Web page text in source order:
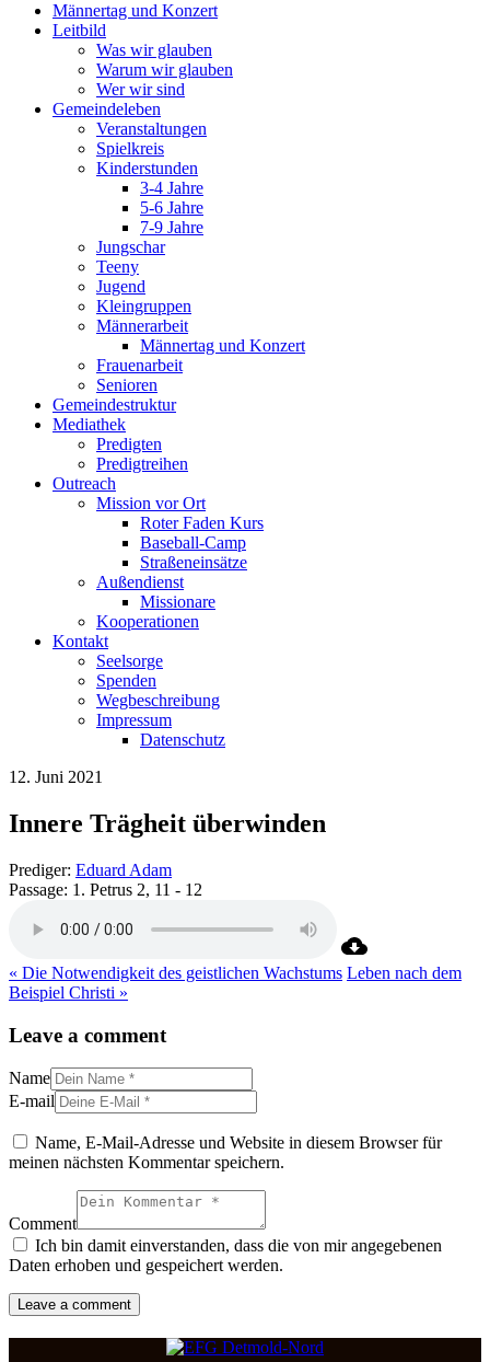
Männertag und Konzert
Leitbild
Was wir glauben
Warum wir glauben
Wer wir sind
Gemeindeleben
Veranstaltungen
Spielkreis
Kinderstunden
3-4 Jahre
5-6 Jahre
7-9 Jahre
Jungschar
Teeny
Jugend
Kleingruppen
Männerarbeit
Männertag und Konzert
Frauenarbeit
Senioren
Gemeindestruktur
Mediathek
Predigten
Predigtreihen
Outreach
Mission vor Ort
Roter Faden Kurs
Baseball-Camp
Straßeneinsätze
Außendienst
Missionare
Kooperationen
Kontakt
Seelsorge
Spenden
Wegbeschreibung
Impressum
Datenschutz
12. Juni 2021
Innere Trägheit überwinden
Prediger: Eduard Adam
Passage: 1. Petrus 2, 11 - 12
« Die Notwendigkeit des geistlichen Wachstums Leben nach dem
Beispiel Christi »
Leave a comment
Name
E-mail
Name, E-Mail-Adresse und Website in diesem Browser für
meinen nächsten Kommentar speichern.
Comment
Ich bin damit einverstanden, dass die von mir angegebenen
Daten erhoben und gespeichert werden.